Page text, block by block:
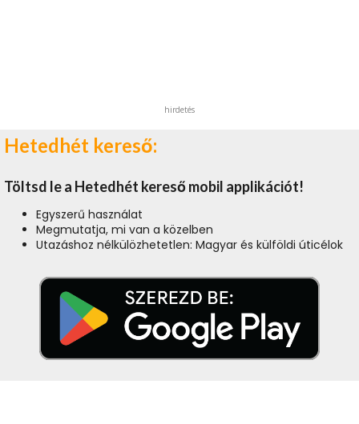
hirdetés
Hetedhét kereső:
Töltsd le a Hetedhét kereső mobil applikációt!
Egyszerű használat
Megmutatja, mi van a közelben
Utazáshoz nélkülözhetetlen: Magyar és külföldi úticélok